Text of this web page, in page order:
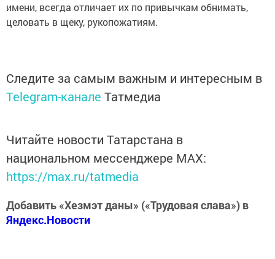
имени, всегда отличает их по привычкам обнимать,
целовать в щеку, рукопожатиям.
Следите за самым важным и интересным в
Telegram-канале Татмедиа
Читайте новости Татарстана в
национальном мессенджере MАХ:
https://max.ru/tatmedia
Добавить «Хезмэт даны» («Трудовая слава») в
Яндекс.Новости